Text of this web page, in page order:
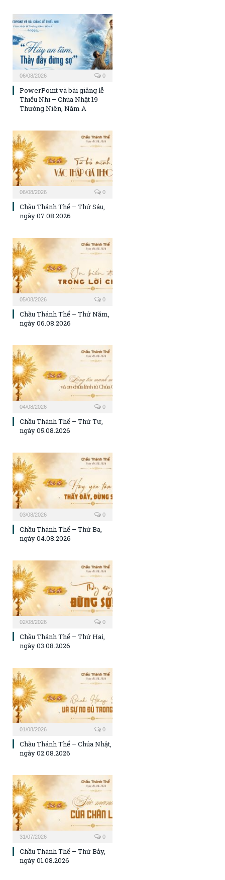
06/08/2026 0
PowerPoint và bài giảng lễ
Thiếu Nhi – Chúa Nhật 19
Thường Niên, Năm A
06/08/2026 0
Chầu Thánh Thể – Thứ Sáu,
ngày 07.08.2026
05/08/2026 0
Chầu Thánh Thể – Thứ Năm,
ngày 06.08.2026
04/08/2026 0
Chầu Thánh Thể – Thứ Tư,
ngày 05.08.2026
03/08/2026 0
Chầu Thánh Thể – Thứ Ba,
ngày 04.08.2026
02/08/2026 0
Chầu Thánh Thể – Thứ Hai,
ngày 03.08.2026
01/08/2026 0
Chầu Thánh Thể – Chúa Nhật,
ngày 02.08.2026
31/07/2026 0
Chầu Thánh Thể – Thứ Bảy,
ngày 01.08.2026